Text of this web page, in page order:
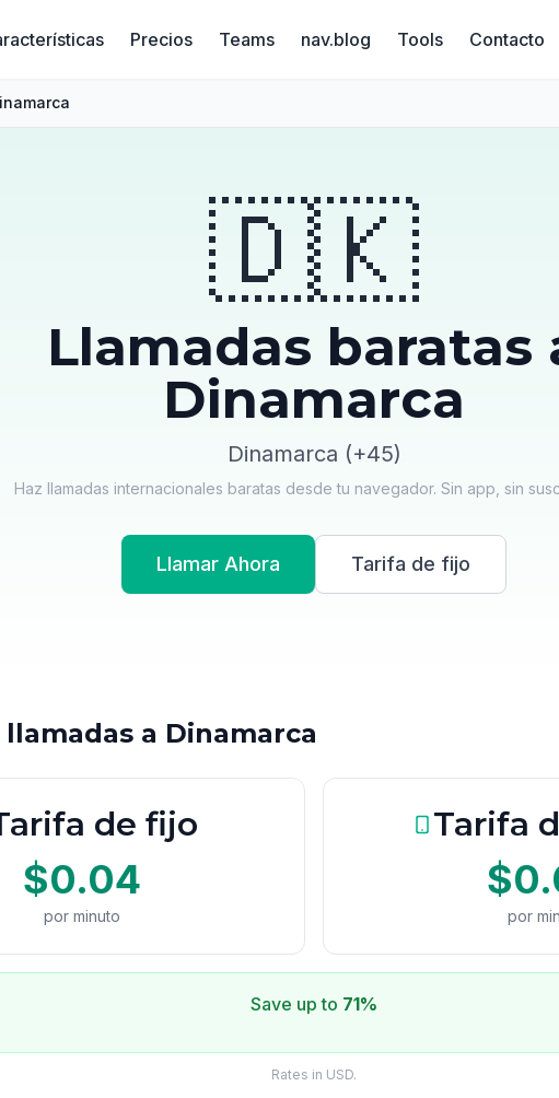
Precios Teams nav.blog Tools Contacto
🇩🇰
Llamadas baratas
Dinamarca
Dinamarca (+45)
Haz llamadas internacionales baratas desde tu navegador. Sin app, sin
Llamar Ahora Tarifa de fijo
a Dinamarca
de fijo
$0.04
por minuto
Tarifa
por
Save up to 71%
Rates in USD.